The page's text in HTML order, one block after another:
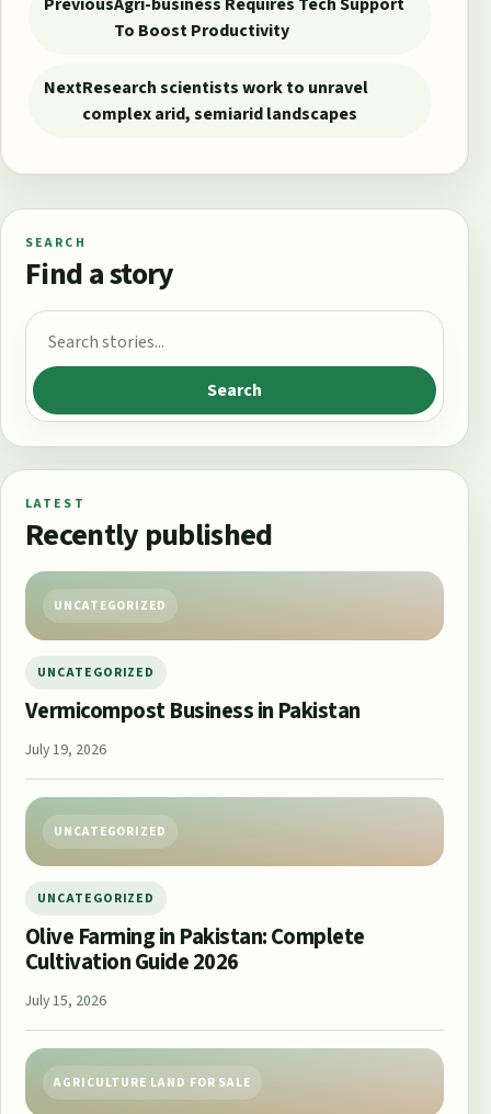
PreviousAgri-business Requires Tech Support
To Boost Productivity
NextResearch scientists work to unravel
complex arid, semiarid landscapes
SEARCH
Find a story
Search for:
Search
LATEST
Recently published
UNCATEGORIZED
UNCATEGORIZED
Vermicompost Business in Pakistan
July 19, 2026
UNCATEGORIZED
UNCATEGORIZED
Olive Farming in Pakistan: Complete
Cultivation Guide 2026
July 15, 2026
AGRICULTURE LAND FOR SALE